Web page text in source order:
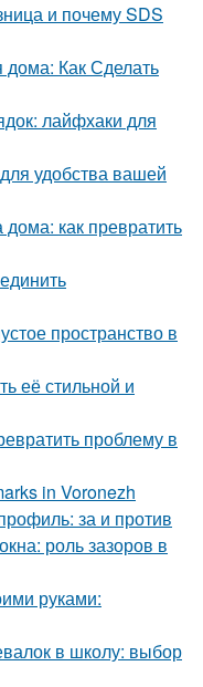
и почему SDS
Как Сделать
лайфхаки для
удобства вашей
как превратить
пространство в
её стильной и
проблему в
in Voronezh
за и против
роль зазоров в
руками:
в школу: выбор